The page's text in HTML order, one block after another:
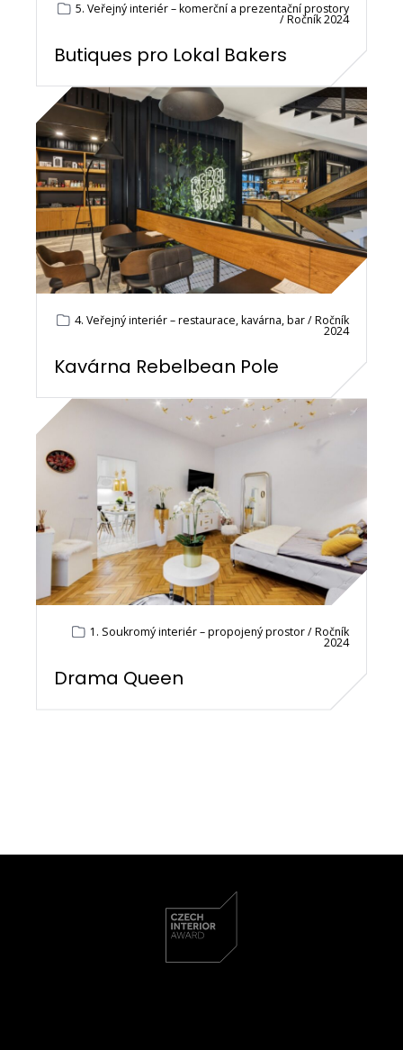
5. Veřejný interiér – komerční a prezentační prostory
/ Ročník 2024
Butiques pro Lokal Bakers
4. Veřejný interiér – restaurace, kavárna, bar / Ročník
2024
Kavárna Rebelbean Pole
1. Soukromý interiér – propojený prostor / Ročník
2024
Drama Queen